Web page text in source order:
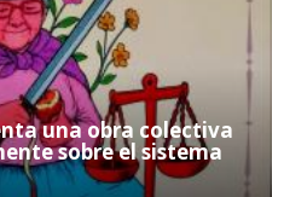
una obra colectiva
sobre el sistema